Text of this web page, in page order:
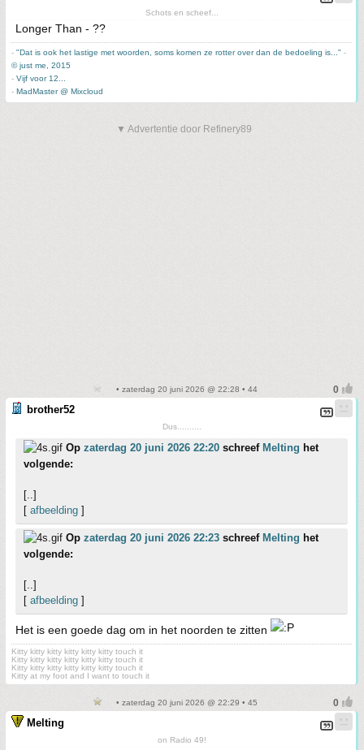
Schots en scheef...
Longer Than - ??
- "Dat is ook het lastige met woorden, soms komen ze rotter over dan de bedoeling is..." -
© just me, 2015
- Vijf voor 12...
- MadMaster @ Mixcloud
▼ Advertentie door Refinery89
• zaterdag 20 juni 2026 @ 22:28 • 44
brother52
Dus..........
Op zaterdag 20 juni 2026 22:20 schreef Melting het
volgende:
[..]
[ afbeelding ]
Op zaterdag 20 juni 2026 22:23 schreef Melting het
volgende:
[..]
[ afbeelding ]
Het is een goede dag om in het noorden te zitten
Kitty kitty kitty kitty kitty kitty touch it
Kitty kitty kitty kitty kitty kitty touch it
Kitty kitty kitty kitty kitty kitty touch it
Kitty at my foot and I want to touch it
• zaterdag 20 juni 2026 @ 22:29 • 45
Melting
on Radio 49!